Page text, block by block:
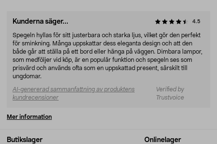
Butikslager Onlinelager
Kunderna säger... 4.5
Spegeln hyllas för sitt justerbara och starka ljus, vilket gör den perfekt
för sminkning. Många uppskattar dess eleganta design och att den
både går att ställa på ett bord eller hänga på väggen. Dimbara lampor,
som medföljer vid köp, är en populär funktion och spegeln ses som
prisvärd och används ofta som en uppskattad present, särskilt till
ungdomar.
AI-genererad sammanfattning av produktens
kundrecensioner
Verified by
Trustvoice
Mer information